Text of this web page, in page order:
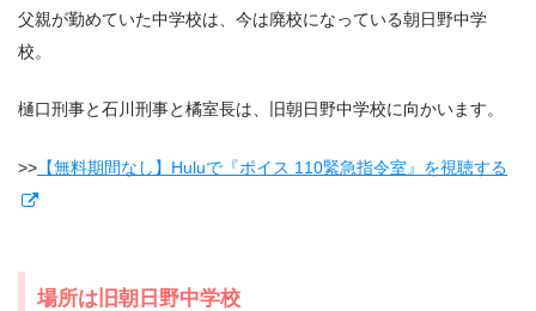
父親が勤めていた中学校は、今は廃校になっている朝日野中学
校。
樋口刑事と石川刑事と橘室長は、旧朝日野中学校に向かいます。
>> 【無料期間なし】Huluで『ボイス 110緊急指令室』を視聴する
場所は旧朝日野中学校